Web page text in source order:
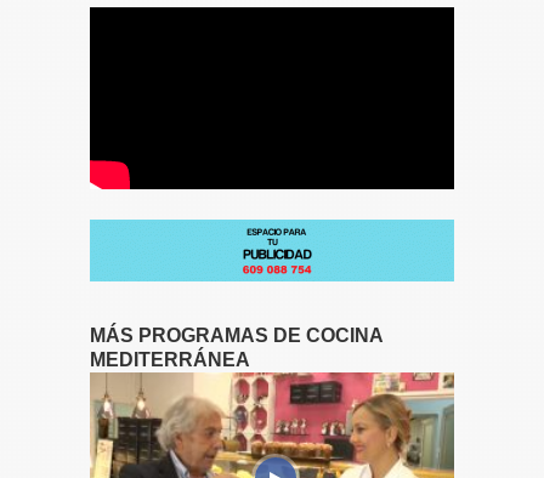
MÁS PROGRAMAS DE COCINA
MEDITERRÁNEA